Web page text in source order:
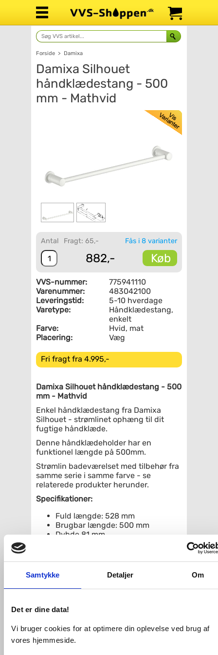
Samtykke Detaljer Om
Det er dine data!
Vi bruger cookies for at optimere din oplevelse ved brug af
vores hjemmeside.
Forside > Damixa
Damixa Silhouet
håndklædestang - 500
mm - Mathvid
Fås i 8 varianter
Antal Fragt: 65,-
882,- Køb
VVS-nummer:
775941110
Varenummer:
483042100
Leveringstid:
5-10 hverdage
Varetype:
Håndklædestang,
enkelt
Farve:
Hvid, mat
Placering:
Væg
Fri fragt fra 4.995,-
Damixa Silhouet håndklædestang - 500
mm - Mathvid
Enkel håndklædestang fra Damixa
Silhouet - strømlinet ophæng til dit
fugtige håndklæde.
Denne håndklædeholder har en
funktionel længde på 500mm.
Strømlin badeværelset med tilbehør fra
samme serie i samme farve - se
relaterede produkter herunder.
Specifikationer:
Fuld længde: 528 mm
Brugbar længde: 500 mm
Dybde 81 mm
Relaterede produkter